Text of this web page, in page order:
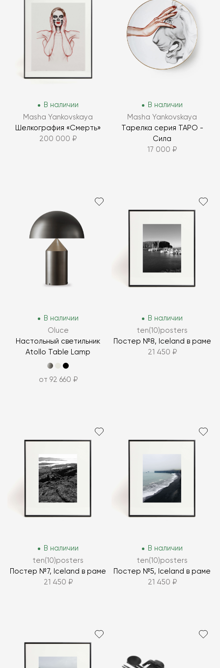
В наличии
Masha Yankovskaya
Шелкография «Смерть»
200 000 ₽
В наличии
Masha Yankovskaya
Тарелка серия ТАРО -
Сила
17 000 ₽
В наличии
Oluce
Настольный светильник
Atollo Table Lamp
от 92 660 ₽
В наличии
ten(10)posters
Постер №8, Iceland в раме
21 450 ₽
В наличии
ten(10)posters
Постер №7, Iceland в раме
21 450 ₽
В наличии
ten(10)posters
Постер №5, Iceland в раме
21 450 ₽